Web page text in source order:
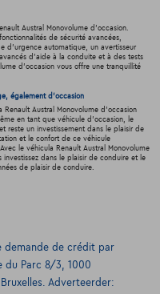
Austral Monovolume d'occasion.
de sécurité avancées,
d'urgence automatique, un avertisseur
d'aide à la conduite et à des tests
d'occasion vous offre une tranquillité
également d'occasion
Austral Monovolume d'occasion
en tant que véhicule d'occasion, le
reste un investissement dans le plaisir de
et le confort de ce véhicule
le véhicula Renault Austral Monovolume
investissez dans le plaisir de conduire et le
de plaisir de conduire.
demande de crédit par
du Parc 8/3, 1000
Bruxelles. Adverteerder: